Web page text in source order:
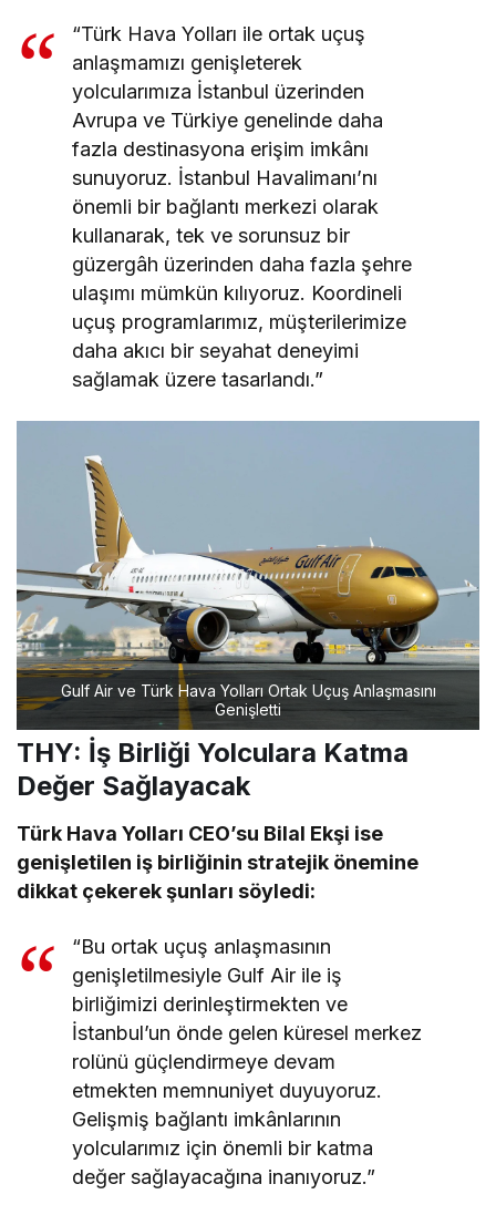
“Türk Hava Yolları ile ortak uçuş
anlaşmamızı genişleterek
yolcularımıza İstanbul üzerinden
Avrupa ve Türkiye genelinde daha
fazla destinasyona erişim imkânı
sunuyoruz. İstanbul Havalimanı’nı
önemli bir bağlantı merkezi olarak
kullanarak, tek ve sorunsuz bir
güzergâh üzerinden daha fazla şehre
ulaşımı mümkün kılıyoruz. Koordineli
uçuş programlarımız, müşterilerimize
daha akıcı bir seyahat deneyimi
sağlamak üzere tasarlandı.”
Gulf Air ve Türk Hava Yolları Ortak Uçuş Anlaşmasını
Genişletti
THY: İş Birliği Yolculara Katma
Değer Sağlayacak
Türk Hava Yolları CEO’su Bilal Ekşi ise
genişletilen iş birliğinin stratejik önemine
dikkat çekerek şunları söyledi:
“Bu ortak uçuş anlaşmasının
genişletilmesiyle Gulf Air ile iş
birliğimizi derinleştirmekten ve
İstanbul’un önde gelen küresel merkez
rolünü güçlendirmeye devam
etmekten memnuniyet duyuyoruz.
Gelişmiş bağlantı imkânlarının
yolcularımız için önemli bir katma
değer sağlayacağına inanıyoruz.”